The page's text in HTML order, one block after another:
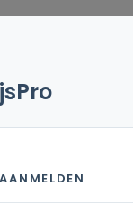
AANMELDEN